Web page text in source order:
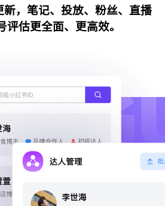
，笔记、投放、粉丝、直播
估更全面、更高效。